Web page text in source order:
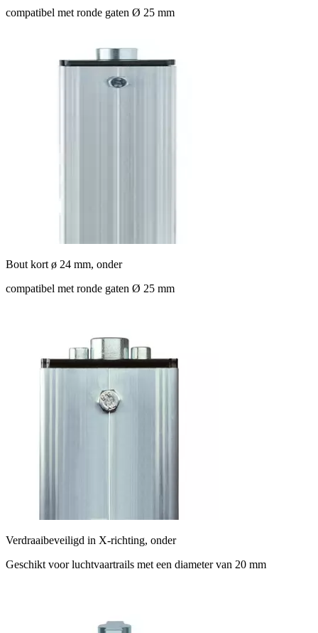
compatibel met ronde gaten Ø 25 mm
Bout kort ø 24 mm, onder
compatibel met ronde gaten Ø 25 mm
Verdraaibeveiligd in X-richting, onder
Geschikt voor luchtvaartrails met een diameter van 20 mm